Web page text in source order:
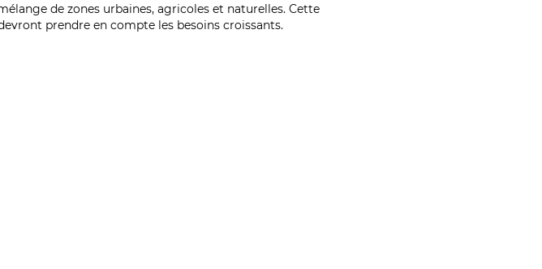
de zones urbaines, agricoles et naturelles. Cette
prendre en compte les besoins croissants.